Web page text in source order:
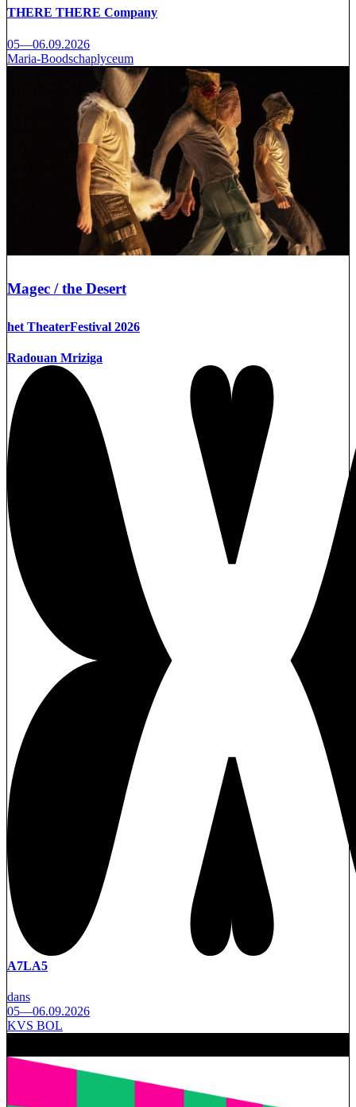
THERE THERE Company
05—06.09.2026
Maria-Boodschaplyceum
Magec / the Desert
het TheaterFestival 2026
Radouan Mriziga
A7LA5
dans
05—06.09.2026
KVS BOL